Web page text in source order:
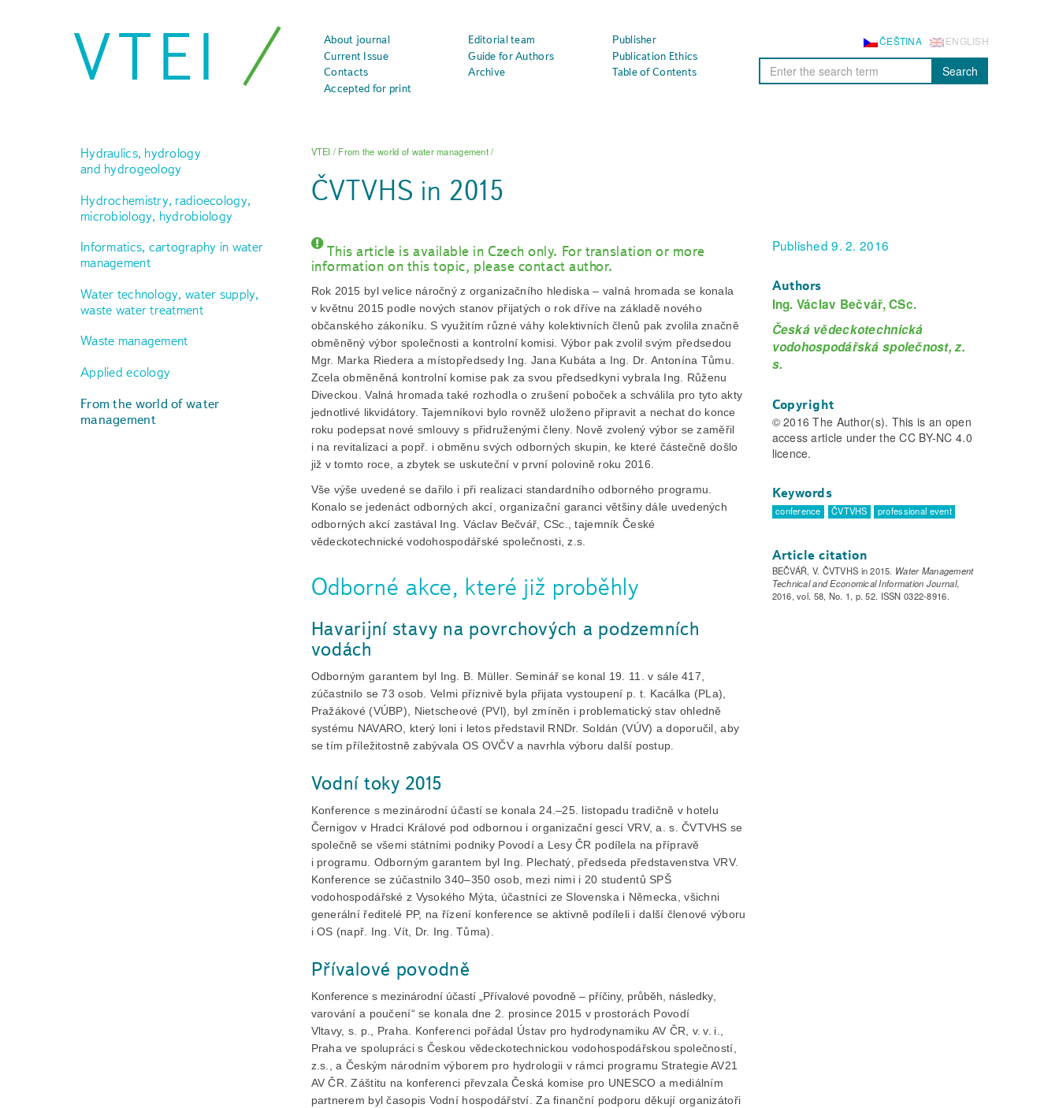
VTEI About journal Editorial team
Publisher
Current Issue
Guide for Authors
Publication Ethics
Contacts
Archive
Table of Contents
Accepted for print
ENGLISH
ČEŠTINA
Search
Hydraulics, hydrology
and hydrogeology
Hydrochemistry, radioecology,
microbiology, hydrobiology
Informatics, cartography in water
management
Water technology, water supply,
waste water treatment
Waste management
Applied ecology
From the world of water
management
VTEI / From the world of water management/
ČVTVHS in 2015
This article is available in Czech only. For translation or more
information on this topic, please contact author.
Rok 2015 byl velice náročný z organizačního hlediska – valná hromada se konala
v květnu 2015 podle nových stanov přijatých o rok dříve na základě nového
občanského zákoníku. S využitím různé váhy kolektivních členů pak zvolila značně
obměněný výbor společnosti a kontrolní komisi. Výbor pak zvolil svým předsedou
Mgr. Marka Riedera a místopředsedy Ing. Jana Kubáta a Ing. Dr. Antonína Tůmu.
Zcela obměněná kontrolní komise pak za svou předsedkyni vybrala Ing. Růženu
Diveckou. Valná hromada také rozhodla o zrušení poboček a schválila pro tyto akty
jednotlivé likvidátory. Tajemníkovi bylo rovněž uloženo připravit a nechat do konce
roku podepsat nové smlouvy s přidruženými členy. Nově zvolený výbor se zaměřil
i na revitalizaci a popř. i obměnu svých odborných skupin, ke které částečně došlo
již v tomto roce, a zbytek se uskuteční v první polovině roku 2016.
Vše výše uvedené se dařilo i při realizaci standardního odborného programu.
Konalo se jedenáct odborných akcí, organizační garanci většiny dále uvedených
odborných akcí zastával Ing. Václav Bečvář, CSc., tajemník České
vědeckotechnické vodohospodářské společnosti, z.s.
Odborné akce, které již proběhly
Havarijní stavy na povrchových a podzemních
vodách
Odborným garantem byl Ing. B. Müller. Seminář se konal 19. 11. v sále 417,
zúčastnilo se 73 osob. Velmi příznivě byla přijata vystoupení p. t. Kacálka (PLa),
Pražákové (VÚBP), Nietscheové (PVl), byl zmíněn i problematický stav ohledně
systému NAVARO, který loni i letos představil RNDr. Soldán (VÚV) a doporučil, aby
se tím příležitostně zabývala OS OVČV a navrhla výboru další postup.
Vodní toky 2015
Konference s mezinárodní účastí se konala 24.–25. listopadu tradičně v hotelu
Černigov v Hradci Králové pod odbornou i organizační gescí VRV, a. s. ČVTVHS se
společně se všemi státními podniky Povodí a Lesy ČR podílela na přípravě
i programu. Odborným garantem byl Ing. Plechatý, předseda představenstva VRV.
Konference se zúčastnilo 340–350 osob, mezi nimi i 20 studentů SPŠ
vodohospodářské z Vysokého Mýta, účastníci ze Slovenska i Německa, všichni
generální ředitelé PP, na řízení konference se aktivně podíleli i další členové výboru
i OS (např. Ing. Vít, Dr. Ing. Tůma).
Přívalové povodně
Konference s mezinárodní účastí „Přívalové povodně – příčiny, průběh, následky,
varování a poučení“ se konala dne 2. prosince 2015 v prostorách Povodí
Vltavy, s. p., Praha. Konferenci pořádal Ústav pro hydrodynamiku AV ČR, v. v. i.,
Praha ve spolupráci s Českou vědeckotechnickou vodohospodářskou společností,
z.s., a Českým národním výborem pro hydrologii v rámci programu Strategie AV21
AV ČR. Záštitu na konferenci převzala Česká komise pro UNESCO a mediálním
partnerem byl časopis Vodní hospodářství. Za finanční podporu děkují organizátoři
Published 9. 2. 2016
Authors
Ing. Václav Bečvář, CSc.
Česká vědeckotechnická
vodohospodářská společnost, z.
s.
Copyright
© 2016 The Author(s). This is an open
access article under the CC BY-NC 4.0
licence.
Keywords
conference ČVTVHS professional event
Article citation
BEČVÁŘ, V. ČVTVHS in 2015. Water Management
Technical and Economical Information Journal,
2016, vol. 58, No. 1, p. 52. ISSN 0322-8916.